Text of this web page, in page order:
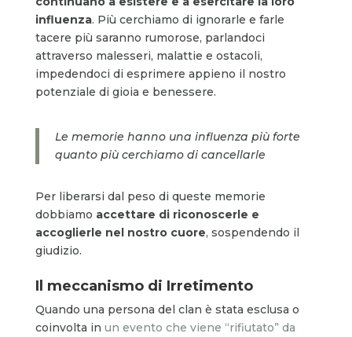
influenza. Più cerchiamo di ignorarle e farle
tacere più saranno rumorose, parlandoci
attraverso malesseri, malattie e ostacoli,
impedendoci di esprimere appieno il nostro
potenziale di gioia e benessere.
Le memorie hanno una influenza più forte
quanto più cerchiamo di cancellarle
Per liberarsi dal peso di queste memorie
dobbiamo accettare di riconoscerle e
accoglierle nel nostro cuore, sospendendo il
giudizio.
Il meccanismo di Irretimento
Quando una persona del clan è stata esclusa o
coinvolta in un evento che viene “rifiutato” da